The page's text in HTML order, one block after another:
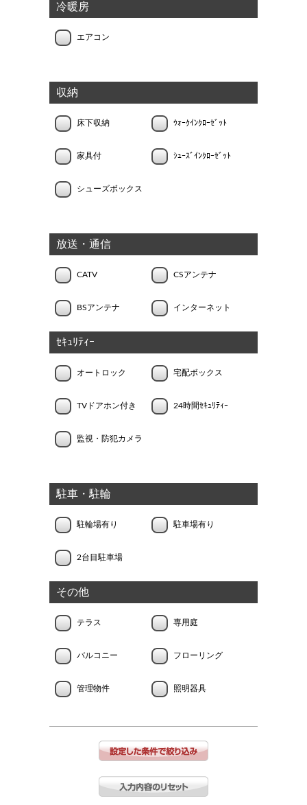
冷暖房
エアコン
収納
床下収納 ｳｫｰｸｲﾝｸﾛｰｾﾞｯﾄ
家具付 ｼｭｰｽﾞｲﾝｸﾛｰｾﾞｯﾄ
シューズボックス
放送・通信
CATV CSアンテナ
BSアンテナ インターネット
ｾｷｭﾘﾃｨｰ
オートロック 宅配ボックス
TVドアホン付き 24時間ｾｷｭﾘﾃｨｰ
監視・防犯カメラ
駐車・駐輪
駐輪場有り 駐車場有り
2台目駐車場
その他
テラス 専用庭
バルコニー フローリング
管理物件 照明器具